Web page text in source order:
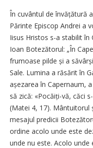
În cuvântul de învățătură
Părinte Episcop Andrei a
Iisus Hristos s-a stabilit
Ioan Botezătorul: „În
frumoase pilde și a
Sale. Lumina a răsărit în
așezarea în Capernaum,
să zică: «Pocăiți-vă, căci
(Matei 4, 17). Mântuitorul
mesajul predicii
ordine acolo unde este
unde nu este. Acolo